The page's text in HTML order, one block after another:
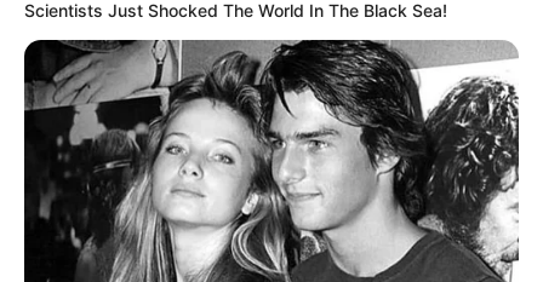
ALCALDÍA DE MEDELLÍN
MANTÉNGASE EN ALERTA
Tenemos todas las noticias que le
interesan. Para estar bien informado, por
favor, active las notificaciones de Alerta.
Scientists Just Shocked The World In The Black Sea!